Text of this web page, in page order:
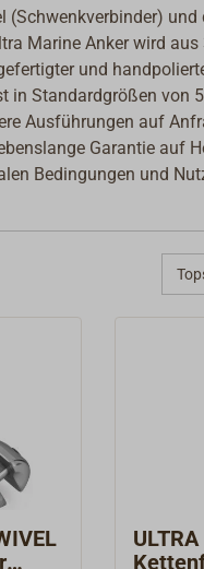
(Schwenkverbinder) und
Marine Anker wird
und
in Standardgrößen von
Ausführungen auf
Garantie auf
Bedingungen und